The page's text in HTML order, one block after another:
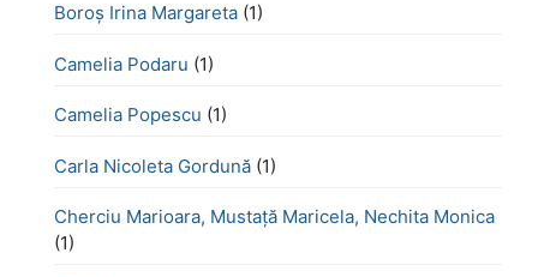
Boroş Irina Margareta (1)
Camelia Podaru (1)
Camelia Popescu (1)
Carla Nicoleta Gordună (1)
Cherciu Marioara, Mustață Maricela, Nechita Monica
(1)